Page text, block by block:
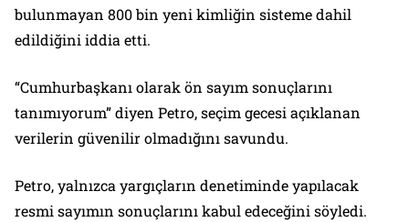
bulunmayan 800 bin yeni kimliğin sisteme dahil
edildiğini iddia etti.
“Cumhurbaşkanı olarak ön sayım sonuçlarını
tanımıyorum” diyen Petro, seçim gecesi açıklanan
verilerin güvenilir olmadığını savundu.
Petro, yalnızca yargıçların denetiminde yapılacak
resmi sayımın sonuçlarını kabul edeceğini söyledi.